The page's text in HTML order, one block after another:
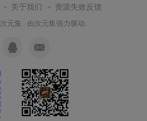
关于我们 资源失效反馈
次元集 · 由次元集强力驱动.